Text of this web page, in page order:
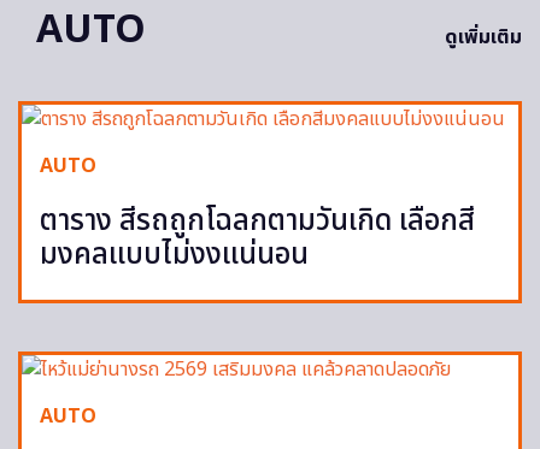
AUTO ดูเพิ่มเติม
AUTO
ตาราง สีรถถูกโฉลกตามวันเกิด เลือกสี
มงคลแบบไม่งงแน่นอน
AUTO